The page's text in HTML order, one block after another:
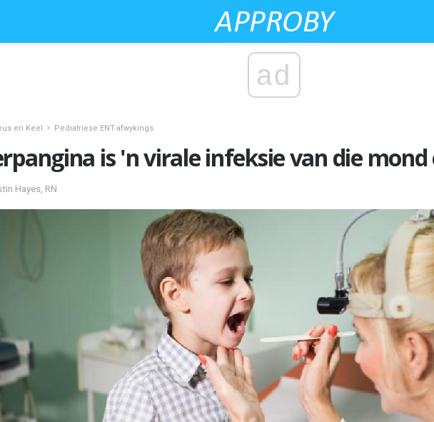
ad
en Keel Pediatriese ENT-afwykings
is 'n virale infeksie van die mond
Hayes, RN